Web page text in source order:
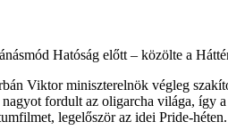
Hatóság előtt – közölte a
Viktor miniszterelnök végleg
fordult az oligarcha világa, így
legelőször az idei Pride-héten.